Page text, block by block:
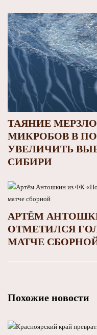
ТАЯНИЕ
МИКРОБОВ В
УВЕЛИЧИТЬ
СИБИРИ
АРТЁМ
ОТМЕТИЛСЯ
МАТЧЕ
Похожие новости